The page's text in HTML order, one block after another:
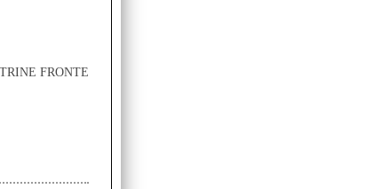
FRONTE